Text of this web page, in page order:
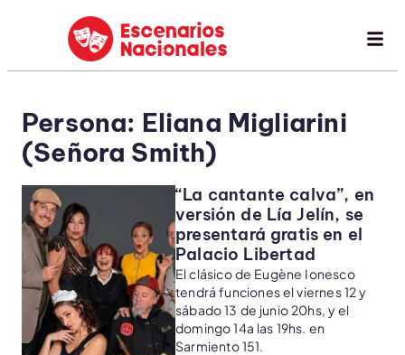
Persona: Eliana Migliarini
(Señora Smith)
“La cantante calva”, en
versión de Lía Jelín, se
presentará gratis en el
Palacio Libertad
El clásico de Eugène Ionesco
tendrá funciones el viernes 12 y
sábado 13 de junio 20hs, y el
domingo 14a las 19hs. en
Sarmiento 151.